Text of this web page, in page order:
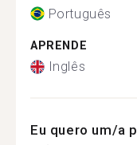
Português
APRENDE
Inglês
Eu quero um/a